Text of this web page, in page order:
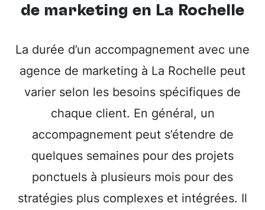
de marketing en La Rochelle
La durée d’un accompagnement avec une
agence de marketing à La Rochelle peut
varier selon les besoins spécifiques de
chaque client. En général, un
accompagnement peut s’étendre de
quelques semaines pour des projets
ponctuels à plusieurs mois pour des
stratégies plus complexes et intégrées. Il